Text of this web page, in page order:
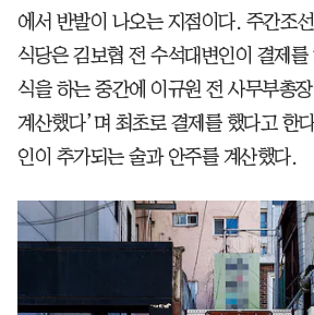
에서 반발이 나오는 지점이다. 주간조
식당은 김보협 전 수석대변인이 결제
식을 하는 중간에 이규원 전 사무부총
계산했다’며 최초로 결제를 했다고 한
인이 추가되는 술과 안주를 계산했다.